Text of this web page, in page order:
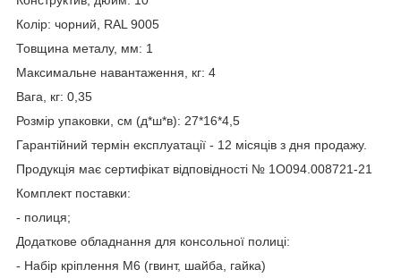
Колір: чорний, RAL 9005
Товщина металу, мм: 1
Максимальне навантаження, кг: 4
Вага, кг: 0,35
Розмір упаковки, см (д*ш*в): 27*16*4,5
Гарантійний термін експлуатації - 12 місяців з дня продажу.
Продукція має сертифікат відповідності № 1О094.008721-21
Комплект поставки:
- полиця;
Додаткове обладнання для консольної полиці:
- Набір кріплення М6 (гвинт, шайба, гайка)